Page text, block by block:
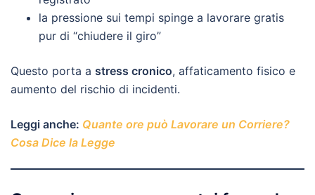
la pressione sui tempi spinge a lavorare gratis
pur di “chiudere il giro”
Questo porta a stress cronico, affaticamento fisico e
aumento del rischio di incidenti.
Leggi anche: Quante ore può Lavorare un Corriere?
Cosa Dice la Legge